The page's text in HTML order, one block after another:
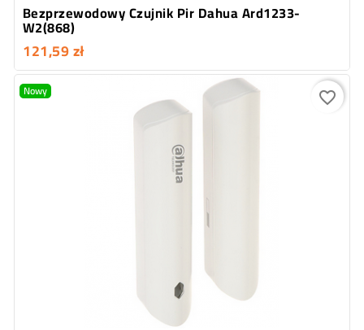
Bezprzewodowy Czujnik Pir Dahua Ard1233-
W2(868)
121,59 zł
Nowy favorite_border